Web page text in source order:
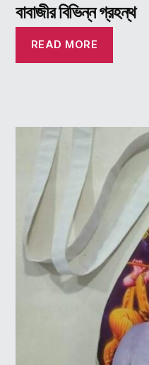
বাবাজীর বিভিন্ন গ্রহন্থ
READ MORE